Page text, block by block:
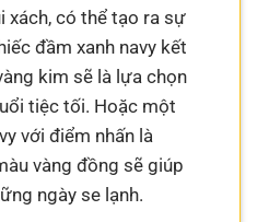
xách, có thể tạo ra sự
đầm xanh navy kết
kim sẽ là lựa chọn
tiệc tối. Hoặc một
với điểm nhấn là
vàng đồng sẽ giúp
ngày se lạnh.